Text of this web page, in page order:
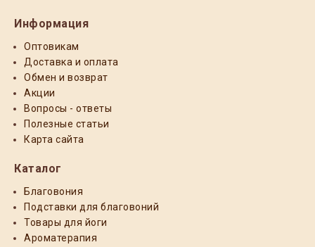
Информация
Оптовикам
Доставка и оплата
Обмен и возврат
Акции
Вопросы - ответы
Полезные статьи
Карта сайта
Каталог
Благовония
Подставки для благовоний
Товары для йоги
Ароматерапия